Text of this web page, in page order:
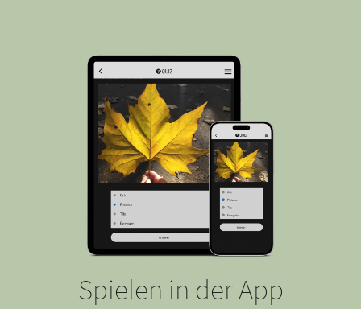
Spielen in der App